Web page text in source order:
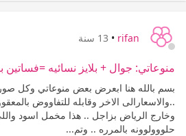
rifan
• 13 سنة
منوعاتي: جوال + بلايز نسائيه =فساتين
بسم بالله هنا ابعرض بعض منوعاتي وكل
..والاسعارالى الاخر وقابله للتفاووض
وخارج الرياض بزاجل .. هذا مخمل اسود
حلووولوونه بالمرره .. وتم...